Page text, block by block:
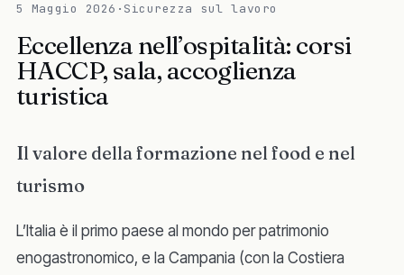
5 Maggio 2026 · Sicurezza sul lavoro
Eccellenza nell’ospitalità: corsi
HACCP, sala, accoglienza
turistica
Il valore della formazione nel food e nel
turismo
L’Italia è il primo paese al mondo per patrimonio
enogastronomico, e la Campania (con la Costiera